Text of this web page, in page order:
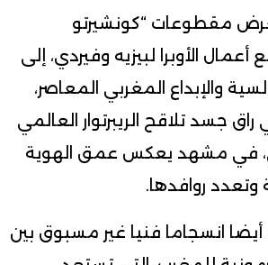
مقطوعات “كونشيرتو
الأوبرا لبيزيه وفيردي، إلى
والإبداع المغربي المعاصر،
جسد تلاقح الريبرتوار العالمي
في مشهد يعكس عمق الهوية
وتعدد روافدها.
انسجاما فنيا غير مسبوق بين